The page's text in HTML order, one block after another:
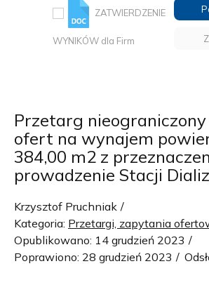
ZATWIERDZENIE
WYNIKÓW dla Firm
Przetarg nieograniczony
ofert na wynajem
384,00 m2 z
prowadzenie Stacji Dializ
Krzysztof Pruchniak
Kategoria: Przetargi, zapytania
Opublikowano: 14 grudzień 2023
Poprawiono: 28 grudzień 2023